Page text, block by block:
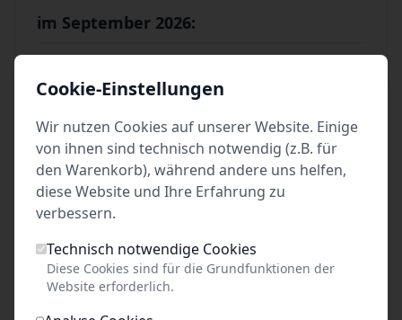
im September 2026:
01
Hansekai | Anleger MS Hanse, MS Hansa, MS
Hermes
Lübeck
Tickets
Hansekai | Anleger MS Hanse, MS Hansa, MS
Hermes
Cookie-Einstellungen
Wir nutzen Cookies auf unserer Website. Einige
von ihnen sind technisch notwendig (z.B. für
den Warenkorb), während andere uns helfen,
diese Website und Ihre Erfahrung zu
verbessern.
Technisch notwendige Cookies
Diese Cookies sind für die Grundfunktionen der
Website erforderlich.